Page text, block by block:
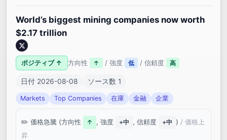
World’s biggest mining companies now worth
$2.17 trillion
ポジティブ ↑ 方向性 ↑ / 強度 低 / 信頼度 高
日付 2026-08-08 ソース数 1
Markets Top Companies 在庫 金融 企業
価格急騰 (方向性 ↑ , 強度 +中 , 信頼度 +中 ) / 価格上
昇